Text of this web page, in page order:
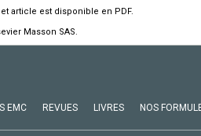
article est disponible en PDF.
Masson SAS.
EMC REVUES LIVRES NOS